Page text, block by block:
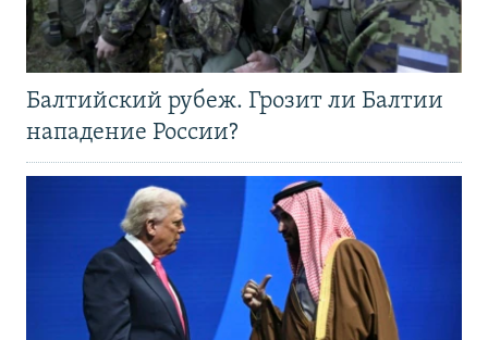
Балтийский рубеж. Грозит ли Балтии
нападение России?